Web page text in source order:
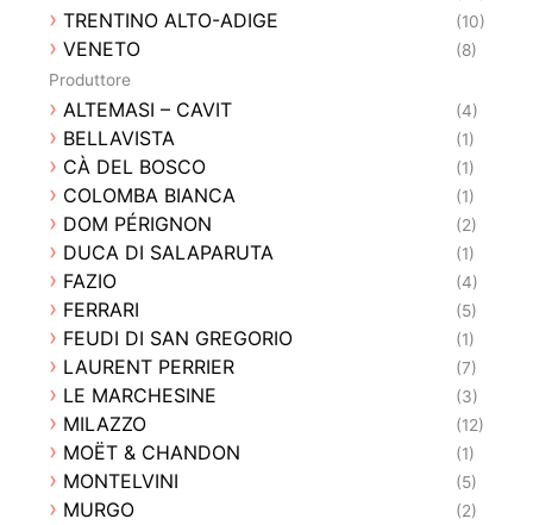
VALLE DELL'ACATE (5)
VINI SULTANA (6)
VINITINERANTI
VULCANICA (1)
TRENTINO ALTO-ADIGE (10)
VENETO
(8)
Produttore
ALTEMASI – CAVIT (4)
BELLAVISTA (1)
CÀ DEL BOSCO (1)
COLOMBA BIANCA (1)
DOM PÉRIGNON (2)
DUCA DI SALAPARUTA (1)
FAZIO (4)
FERRARI (5)
FEUDI DI SAN GREGORIO (1)
LAURENT PERRIER (7)
LE MARCHESINE (3)
MILAZZO (12)
MOËT & CHANDON (1)
MONTELVINI (5)
MURGO (2)